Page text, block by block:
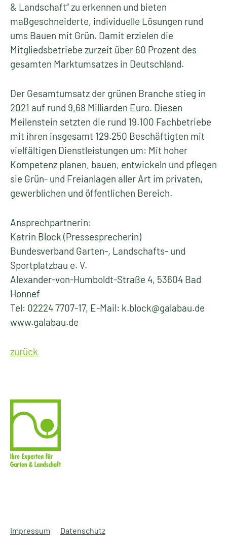
& Landschaft“ zu erkennen und bieten
maßgeschneiderte, individuelle Lösungen rund
ums Bauen mit Grün. Damit erzielen die
Mitgliedsbetriebe zurzeit über 60 Prozent des
gesamten Marktumsatzes in Deutschland.
Der Gesamtumsatz der grünen Branche stieg in
2021 auf rund 9,68 Milliarden Euro. Diesen
Meilenstein setzten die rund 19.100 Fachbetriebe
mit ihren insgesamt 129.250 Beschäftigten mit
vielfältigen Dienstleistungen um: Mit hoher
Kompetenz planen, bauen, entwickeln und pflegen
sie Grün- und Freianlagen aller Art im privaten,
gewerblichen und öffentlichen Bereich.
Ansprechpartnerin:
Katrin Block (Pressesprecherin)
Bundesverband Garten-, Landschafts- und
Sportplatzbau e. V.
Alexander-von-Humboldt-Straße 4, 53604 Bad
Honnef
Tel: 02224 7707-17, E-Mail: k.block@galabau.de
www.galabau.de
zurück
Impressum Datenschutz